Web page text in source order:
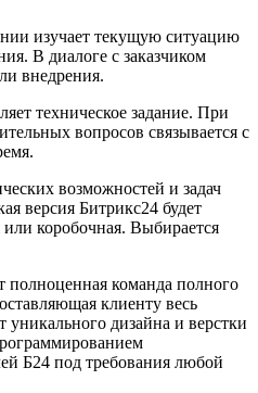
изучает текущую ситуацию
В диалоге с заказчиком
внедрения.
техническое задание. При
вопросов связывается с
возможностей и задач
версия Битрикс24 будет
или коробочная. Выбирается
полноценная команда полного
клиенту весь
уникального дизайна и верстки
Б24 под требования любой